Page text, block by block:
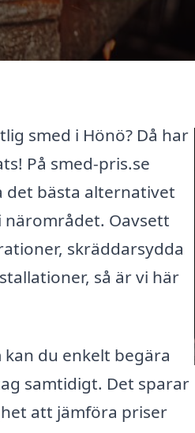
smed i Hönö? Då har
På smed-pris.se
det bästa alternativet
Oavsett
skräddarsydda
så är vi här
du enkelt begära
samtidigt. Det sparar
att jämföra priser